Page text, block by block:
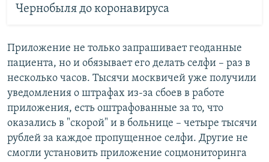
Чернобыля до коронавируса
Приложение не только запрашивает геоданные
пациента, но и обязывает его делать селфи – раз в
несколько часов. Тысячи москвичей уже получили
уведомления о штрафах из-за сбоев в работе
приложения, есть оштрафованные за то, что
оказались в "скорой" и в больнице – четыре тысячи
рублей за каждое пропущенное селфи. Другие не
смогли установить приложение соцмониторинга